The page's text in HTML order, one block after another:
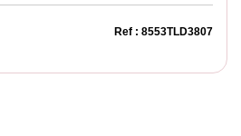
Ref : 8553TLD3807